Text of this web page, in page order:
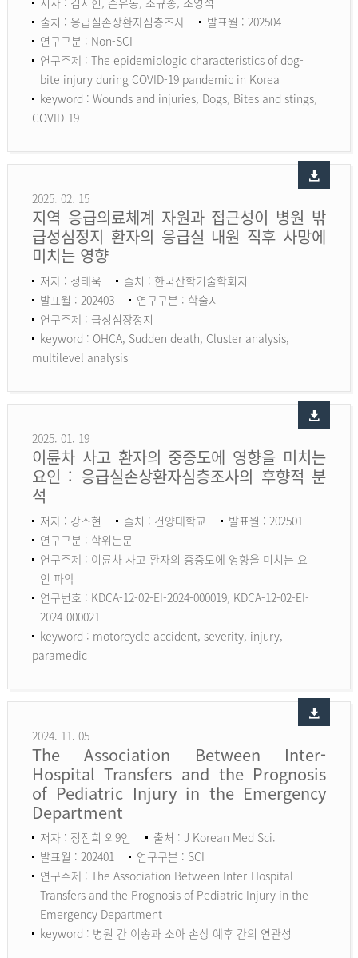
출처 : 응급실손상환자심층조사
발표월 : 202504
연구구분 : Non-SCI
연구주제 : The epidemiologic characteristics of dog-
bite injury during COVID-19 pandemic in Korea
keyword : Wounds and injuries, Dogs, Bites and stings,
COVID-19
2025. 02. 15
지역 응급의료체계 자원과 접근성이 병원 밖
급성심정지 환자의 응급실 내원 직후 사망에
미치는 영향
저자 : 정태욱
출처 : 한국산학기술학회지
발표월 : 202403
연구구분 : 학술지
연구주제 : 급성심장정지
keyword : OHCA, Sudden death, Cluster analysis,
multilevel analysis
2025. 01. 19
이륜차 사고 환자의 중증도에 영향을 미치는
요인 : 응급실손상환자심층조사의 후향적 분
석
저자 : 강소현 출처 : 건양대학교
발표월 : 202501
연구구분 : 학위논문
연구주제 : 이륜차 사고 환자의 중증도에 영향을 미치는 요
인 파악
연구번호 : KDCA-12-02-EI-2024-000019, KDCA-12-02-EI-
2024-000021
keyword : motorcycle accident, severity, injury,
paramedic
2024. 11. 05
The Association Between Inter-
Hospital Transfers and the Prognosis
of Pediatric Injury in the Emergency
Department
저자 : 정진희 외9인
출처 : J Korean Med Sci.
발표월 : 202401
연구구분 : SCI
연구주제 : The Association Between Inter-Hospital
Transfers and the Prognosis of Pediatric Injury in the
Emergency Department
keyword : 병원 간 이송과 소아 손상 예후 간의 연관성